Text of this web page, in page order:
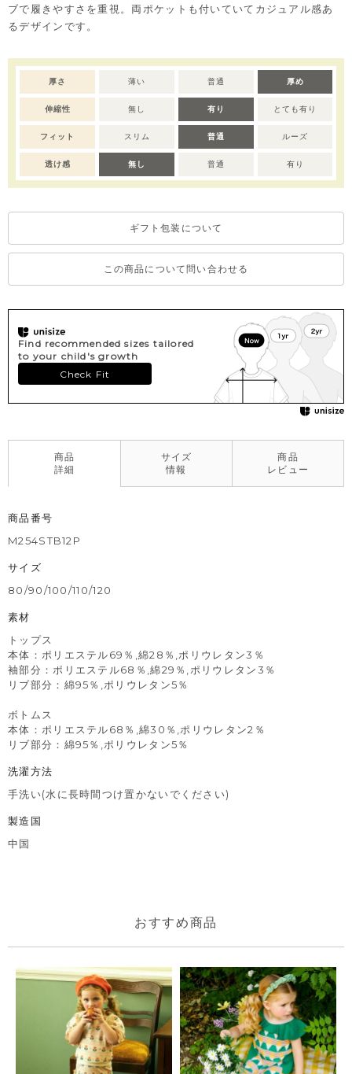
ブで履きやすさを重視。両ポケットも付いていてカジュアル感あ
るデザインです。
厚さ 薄い 普通 厚め
伸縮性 無し 有り とても有り
フィット スリム 普通 ルーズ
透け感 無し 普通 有り
ギフト包装について
この商品について問い合わせる
Find recommended sizes tailored
to your child's growth
Check Fit
商品
詳細
サイズ
情報
商品
レビュー
商品番号
M254STB12P
サイズ
80/90/100/110/120
素材
トップス
本体：ポリエステル69％,綿28％,ポリウレタン3％
袖部分：ポリエステル68％,綿29％,ポリウレタン3％
リブ部分：綿95％,ポリウレタン5％
ボトムス
本体：ポリエステル68％,綿30％,ポリウレタン2％
リブ部分：綿95％,ポリウレタン5％
洗濯方法
手洗い(水に長時間つけ置かないでください)
製造国
中国
おすすめ商品